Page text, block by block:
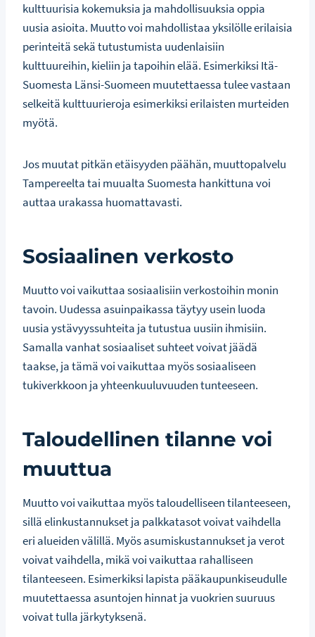
kulttuurisia kokemuksia ja mahdollisuuksia oppia
uusia asioita. Muutto voi mahdollistaa yksilölle erilaisia
perinteitä sekä tutustumista uudenlaisiin
kulttuureihin, kieliin ja tapoihin elää. Esimerkiksi Itä-
Suomesta Länsi-Suomeen muutettaessa tulee vastaan
selkeitä kulttuurieroja esimerkiksi erilaisten murteiden
myötä.
Jos muutat pitkän etäisyyden päähän, muuttopalvelu
Tampereelta tai muualta Suomesta hankittuna voi
auttaa urakassa huomattavasti.
Sosiaalinen verkosto
Muutto voi vaikuttaa sosiaalisiin verkostoihin monin
tavoin. Uudessa asuinpaikassa täytyy usein luoda
uusia ystävyyssuhteita ja tutustua uusiin ihmisiin.
Samalla vanhat sosiaaliset suhteet voivat jäädä
taakse, ja tämä voi vaikuttaa myös sosiaaliseen
tukiverkkoon ja yhteenkuuluvuuden tunteeseen.
Taloudellinen tilanne voi
muuttua
Muutto voi vaikuttaa myös taloudelliseen tilanteeseen,
sillä elinkustannukset ja palkkatasot voivat vaihdella
eri alueiden välillä. Myös asumiskustannukset ja verot
voivat vaihdella, mikä voi vaikuttaa rahalliseen
tilanteeseen. Esimerkiksi lapista pääkaupunkiseudulle
muutettaessa asuntojen hinnat ja vuokrien suuruus
voivat tulla järkytyksenä.